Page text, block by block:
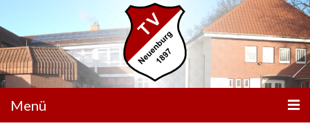
Menü